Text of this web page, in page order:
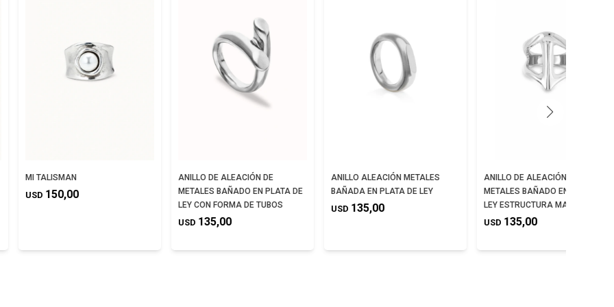
MI TALISMAN
USD 150,00
ANILLO DE ALEACIÓN DE
METALES BAÑADO EN PLATA DE
LEY CON FORMA DE TUBOS
USD 135,00
ANILLO ALEACIÓN METALES
BAÑADA EN PLATA DE LEY
USD 135,00
ANILLO DE ALEACIÓN DE
METALES BAÑADO EN PLATA DE
LEY ESTRUCTURA MANTARRAYA
USD 135,00